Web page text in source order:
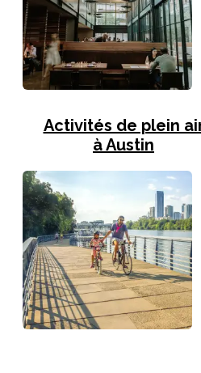
Activités de plein
à Austin